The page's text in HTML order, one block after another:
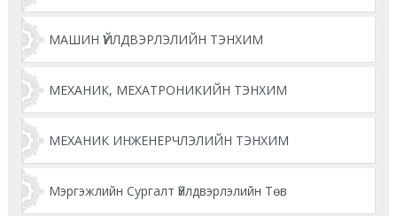
МАШИН ҮЙЛДВЭРЛЭЛИЙН ТЭНХИМ
МЕХАНИК, МЕХАТРОНИКИЙН ТЭНХИМ
МЕХАНИК ИНЖЕНЕРЧЛЭЛИЙН ТЭНХИМ
Мэргэжлийн Сургалт Үйлдвэрлэлийн Төв